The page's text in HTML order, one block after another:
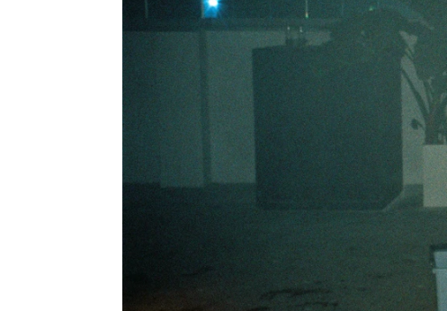
Sandra Lázaro
14 de octubre de 2025, 12:24
Àlex Monner, Carla Díaz,
qué vas a poder encontarte
la primera parte de La
temporada pone en primer plano